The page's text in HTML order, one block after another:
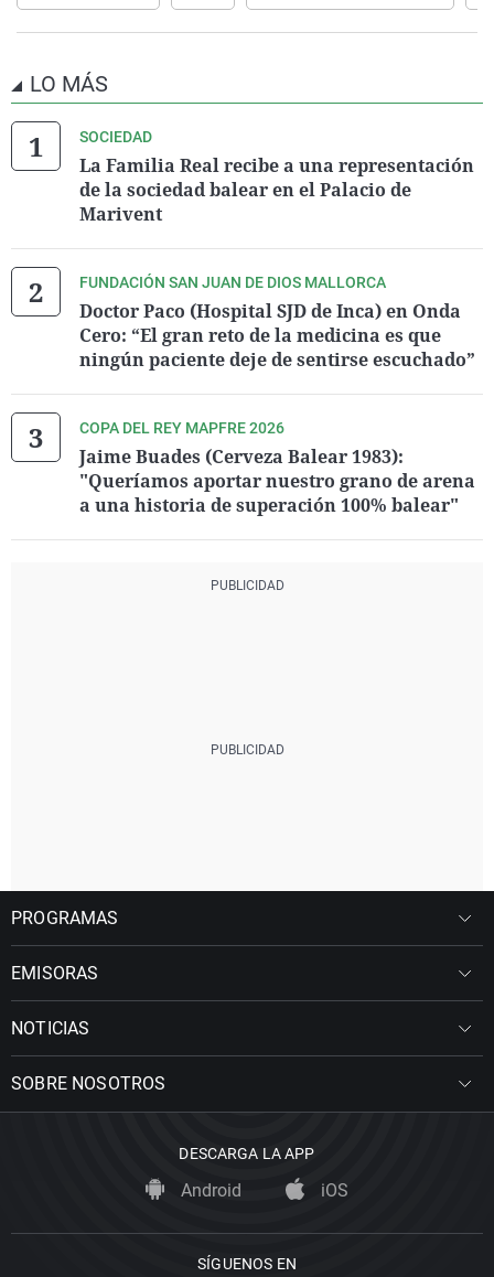
LO MÁS
SOCIEDAD
La Familia Real recibe a una representación
de la sociedad balear en el Palacio de
Marivent
FUNDACIÓN SAN JUAN DE DIOS MALLORCA
Doctor Paco (Hospital SJD de Inca) en Onda
Cero: “El gran reto de la medicina es que
ningún paciente deje de sentirse escuchado”
COPA DEL REY MAPFRE 2026
Jaime Buades (Cerveza Balear 1983):
"Queríamos aportar nuestro grano de arena
a una historia de superación 100% balear"
PROGRAMAS
EMISORAS
NOTICIAS
SOBRE NOSOTROS
DESCARGA LA APP
Android iOS
SÍGUENOS EN